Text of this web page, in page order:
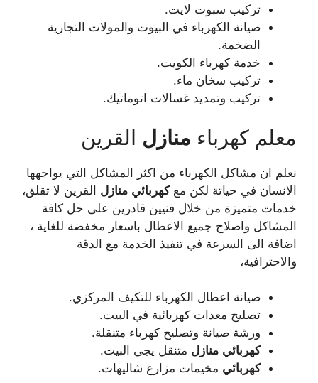
تركيب سبوت لايت.
صيانة الكهرباء في البيوت والمولات التجارية
الضخمة.
خدمة كهرباء الكويت.
تركيب سخان ماء.
تركيب وتمديد غسالات اتوماتيك.
معلم كهرباء منازل القرين
نعلم ان مشاكل الكهرباء من اكثر المشاكل التي يواجهها
الانسان في حياتة لكن معكهربائي منازل القرين لا تقلق،
خدمات متميزة من خلال فنيين قادرين على حل كافة
المشاكل واصلاح جميع الاعطال باسعار مخفضة للغاية ،
اضافة الى السرعة في تنفيذ الخدمة مع الدقة
والاحترافية،
صيانة اعطال الكهرباء للتكيف المركزي.
تصليح معدات كهربائية في البيت.
ورشة صيانة وتصليح كهرباء متنقلة.
كهربائي منازل متنقل يجي البيت.
كهربائي مخيمات مزارع شاليهات.